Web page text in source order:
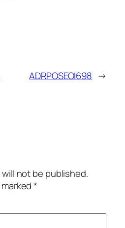
ADRPOSEOI698 →
not be published.
marked*